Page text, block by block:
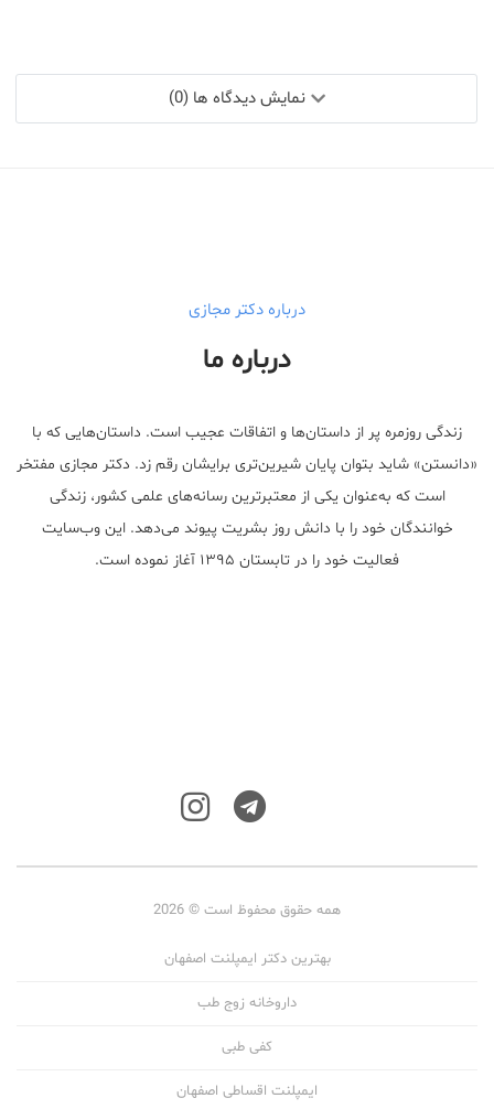
نمایش دیدگاه ها (0)
درباره دکتر مجازی
درباره ما
زندگی روزمره پر از داستان‌ها و اتفاقات عجیب است. داستان‌هایی که با
«دانستن» شاید بتوان پایان شیرین‌تری برایشان رقم زد. دکتر مجازی مفتخر
است که به‌عنوان یکی از معتبر‌ترین رسانه‌های علمی کشور، زندگی
خوانندگان خود را با دانش روز بشریت پیوند می‌دهد. این وب‌سایت
فعالیت خود را در تابستان ۱۳۹۵ آغاز نموده است.
همه حقوق محفوظ است © 2026
بهترین دکتر ایمپلنت اصفهان
داروخانه زوج طب
کفی طبی
ایمپلنت اقساطی اصفهان